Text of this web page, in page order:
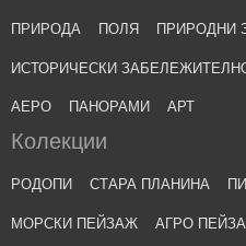
ПРИРОДА ПОЛЯ ПРИРОДНИ
ИСТОРИЧЕСКИ
АЕРО ПАНОРАМИ АРТ
Колекции
РОДОПИ СТАРА ПЛАНИНА
МОРСКИ ПЕЙЗАЖ АГРО